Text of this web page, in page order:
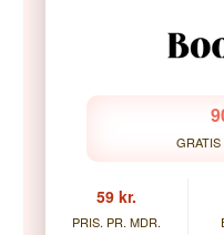
59 kr.
PRIS. PR. MDR.